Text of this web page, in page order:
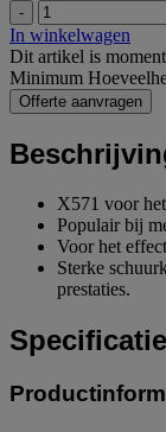
-
In winkelwagen
Dit artikel is
Minimum
Offerte aanvragen
X571 voor
Populair bij
Voor het
Sterke
prestaties.